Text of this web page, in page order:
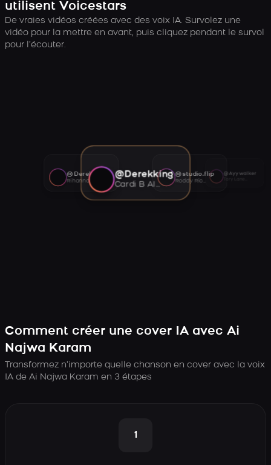
utilisent Voicestars
De vraies vidéos créées avec des voix IA. Survolez une
vidéo pour la mettre en avant, puis cliquez pendant le survol
pour l’écouter.
@Derekking
Cardi B AI voice
@studio.flip
Roddy Ricch AI voice
@Ayywalker
@Derekking
Rihanna AI voice
Comment créer une cover IA avec Ai
Najwa Karam
Transformez n’importe quelle chanson en cover avec la voix
IA de Ai Najwa Karam en 3 étapes
1